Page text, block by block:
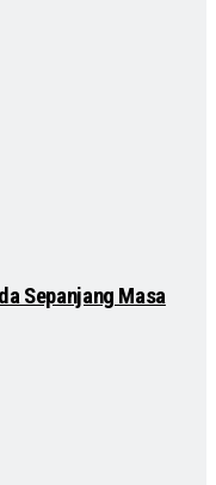
Sepanjang Masa